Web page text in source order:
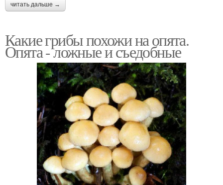
читать дальше →
Какие грибы похожи на опята.
Опята - ложные и съедобные